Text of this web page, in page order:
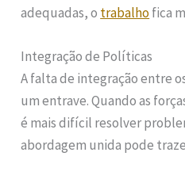
adequadas, o trabalhofica
Integração de Políticas
A falta de integração entre
um entrave. Quando as
é mais difícil resolver
abordagem unida pode